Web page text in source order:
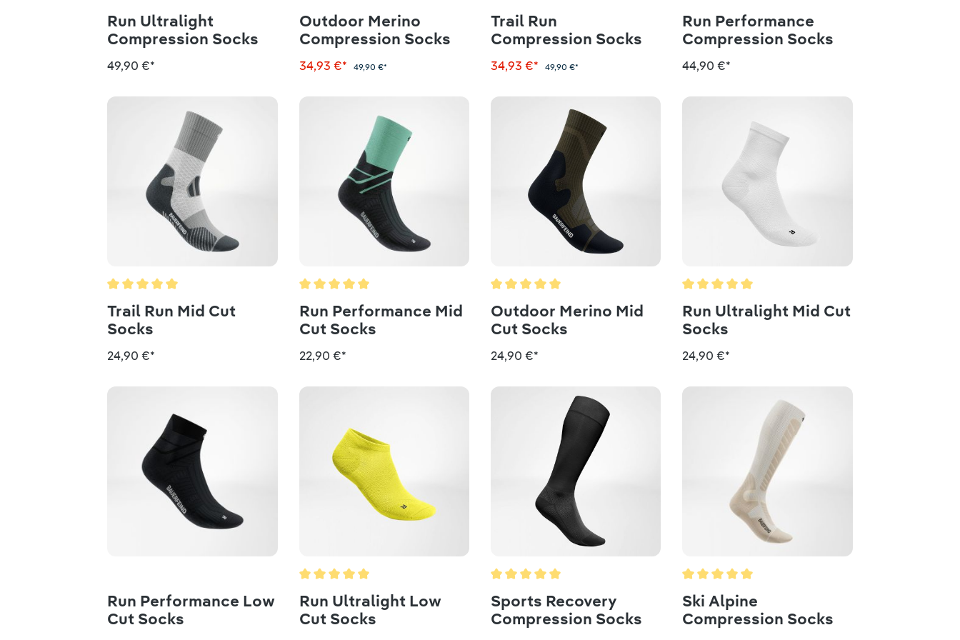
Durchschnittliche Bewertung von 5 von 5 Sternen
Run Ultralight
Compression Socks
49,90 €*
Durchschnittliche Bewertung von 5 von 5 Sternen
Outdoor Merino
Compression Socks
34,93 €* 49,90 €*
Durchschnittliche Bewertung von 4.6 von 5 Sternen
Trail Run
Compression Socks
34,93 €* 49,90 €*
Run Performance
Compression Socks
44,90 €*
Durchschnittliche Bewertung von 5 von 5 Sternen
Trail Run Mid Cut
Socks
24,90 €*
Durchschnittliche Bewertung von 5 von 5 Sternen
Run Performance Mid
Cut Socks
22,90 €*
Durchschnittliche Bewertung von 5 von 5 Sternen
Outdoor Merino Mid
Cut Socks
24,90 €*
Durchschnittliche Bewertung von 5 von 5 Sternen
Run Ultralight Mid Cut
Socks
24,90 €*
Run Performance Low
Cut Socks
Durchschnittliche Bewertung von 5 von 5 Sternen
Run Ultralight Low
Cut Socks
Durchschnittliche Bewertung von 5 von 5 Sternen
Sports Recovery
Compression Socks
Durchschnittliche Bewertung von 5 von 5 Sternen
Ski Alpine
Compression Socks